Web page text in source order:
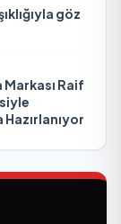
göz
Raif